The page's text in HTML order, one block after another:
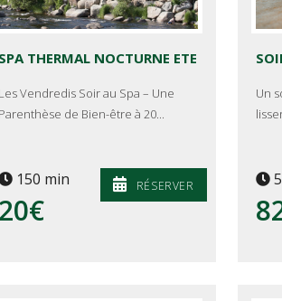
SPA THERMAL NOCTURNE ETE
Les Vendredis Soir au Spa – Une
Parenthèse de Bien-être à 20...
150 min
20€
RÉSERVER
Un